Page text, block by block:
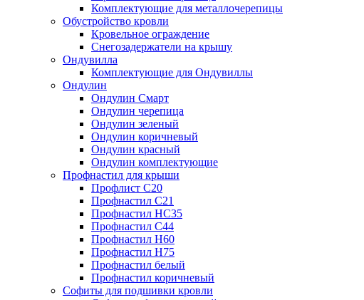
Комплектующие для металлочерепицы
Обустройство кровли
Кровельное ограждение
Снегозадержатели на крышу
Ондувилла
Комплектующие для Ондувиллы
Ондулин
Ондулин Смарт
Ондулин черепица
Ондулин зеленый
Ондулин коричневый
Ондулин красный
Ондулин комплектующие
Профнастил для крыши
Профлист С20
Профнастил С21
Профнастил НС35
Профнастил С44
Профнастил Н60
Профнастил Н75
Профнастил белый
Профнастил коричневый
Софиты для подшивки кровли